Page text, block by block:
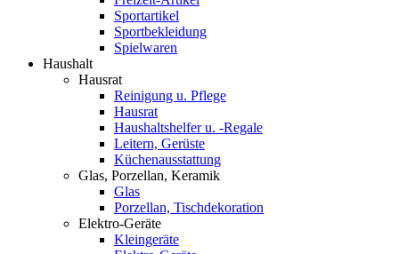
Sportartikel
Sportbekleidung
Spielwaren
Haushalt
Hausrat
Reinigung u. Pflege
Hausrat
Haushaltshelfer u. -Regale
Leitern, Gerüste
Küchenausstattung
Glas, Porzellan, Keramik
Glas
Porzellan, Tischdekoration
Elektro-Geräte
Kleingeräte